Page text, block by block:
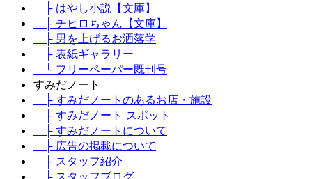
├ はやし小説【文庫】
├ チヒロちゃん【文庫】
├ 男を上げるお洒落学
├ 表紙ギャラリー
└ フリーペーパー既刊号
すみだノート
├ すみだノートのあるお店・施設
├ すみだノート スポット
├ すみだノートについて
├ 広告の掲載について
├ スタッフ紹介